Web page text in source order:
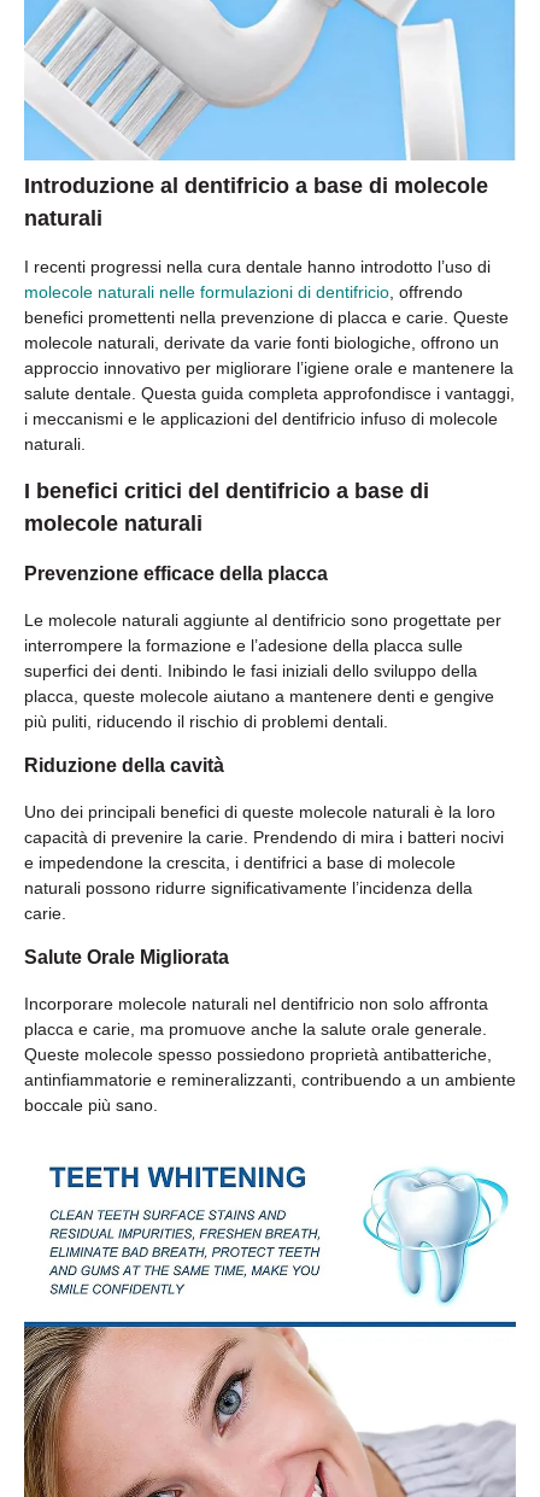
Introduzione al dentifricio a base di molecole
naturali
I recenti progressi nella cura dentale hanno introdotto l’uso di
molecole naturali nelle formulazioni di dentifricio , offrendo
benefici promettenti nella prevenzione di placca e carie. Queste
molecole naturali, derivate da varie fonti biologiche, offrono un
approccio innovativo per migliorare l’igiene orale e mantenere la
salute dentale. Questa guida completa approfondisce i vantaggi,
i meccanismi e le applicazioni del dentifricio infuso di molecole
naturali.
I benefici critici del dentifricio a base di
molecole naturali
Prevenzione efficace della placca
Le molecole naturali aggiunte al dentifricio sono progettate per
interrompere la formazione e l’adesione della placca sulle
superfici dei denti. Inibindo le fasi iniziali dello sviluppo della
placca, queste molecole aiutano a mantenere denti e gengive
più puliti, riducendo il rischio di problemi dentali.
Riduzione della cavità
Uno dei principali benefici di queste molecole naturali è la loro
capacità di prevenire la carie. Prendendo di mira i batteri nocivi
e impedendone la crescita, i dentifrici a base di molecole
naturali possono ridurre significativamente l’incidenza della
carie.
Salute Orale Migliorata
Incorporare molecole naturali nel dentifricio non solo affronta
placca e carie, ma promuove anche la salute orale generale.
Queste molecole spesso possiedono proprietà antibatteriche,
antinfiammatorie e remineralizzanti, contribuendo a un ambiente
boccale più sano.